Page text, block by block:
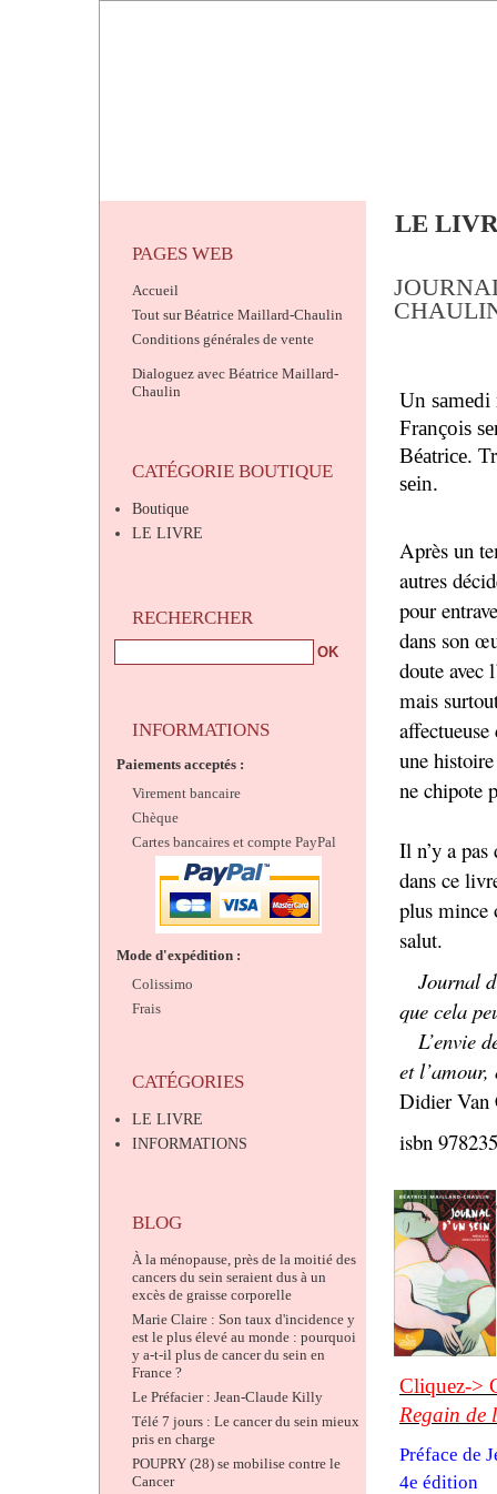
LE
Un samedi
François
Béatrice.
sein.
Après un
autres
pour
dans son
doute avec
mais
une
ne chipote
Il n’y a
dans ce
plus mince
salut.
Journal
que cela
L’envie
et l’amour,
Didier Van
isbn
Cliquez->
Regain de
Préface de
4e édition
PAGES WEB
Accueil
Tout sur Béatrice Maillard-Chaulin
Conditions générales de vente
Dialoguez avec Béatrice Maillard-
Chaulin
CATÉGORIE BOUTIQUE
Boutique
LE LIVRE
RECHERCHER
INFORMATIONS
Paiements acceptés :
Virement bancaire
Chèque
Cartes bancaires et compte PayPal
Mode d'expédition :
Colissimo
Frais
CATÉGORIES
LE LIVRE
INFORMATIONS
BLOG
À la ménopause, près de la moitié des
cancers du sein seraient dus à un
excès de graisse corporelle
Marie Claire : Son taux d'incidence y
est le plus élevé au monde : pourquoi
y a-t-il plus de cancer du sein en
France ?
Le Préfacier : Jean-Claude Killy
Télé 7 jours : Le cancer du sein mieux
pris en charge
POUPRY (28) se mobilise contre le
Cancer